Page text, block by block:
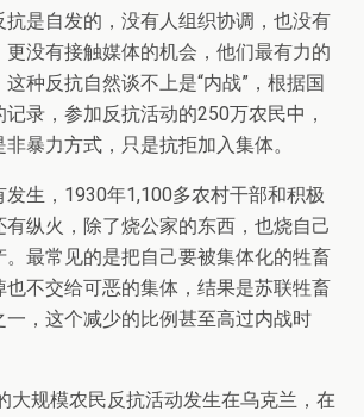
抗是自发的，没有人组织协调，也没有
更没有接触媒体的机会，他们最有力的
种反抗自然谈不上是“内战”，根据国
录，参加反抗活动的250万农民中，
暴力方式，只是抗拒加入集体。
发生，1930年1,100多农村干部和积极
纵火，除了烧公家的东西，也烧自己
。最常见的是把自己要被集体化的牲畜
也不交给可恶的集体，结果是苏联牲畜
一，这个减少的比例甚至高过内战时
大规模农民反抗活动发生在乌克兰，在